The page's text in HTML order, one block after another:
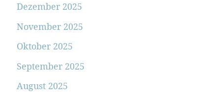
Dezember 2025
November 2025
Oktober 2025
September 2025
August 2025